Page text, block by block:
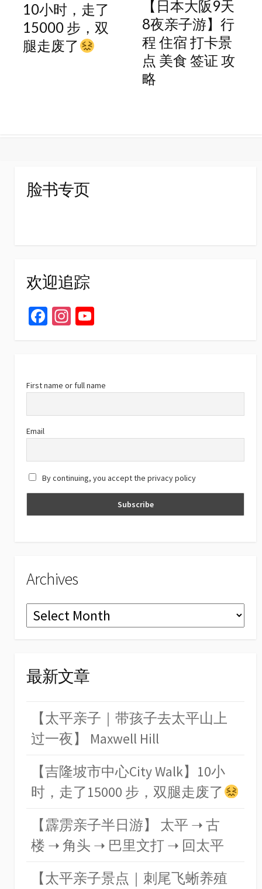
10小时，走了
15000 步，双
腿走废了
【日本大阪9天
8夜亲子游】行
程 住宿 打卡景
点 美食 签证 攻
略
脸书专页
欢迎追踪
Fa
o
k
In
m b
e
a
n
el
First name or full name
Email
By continuing, you accept the privacy policy
Archives
Archives
最新文章
【太平亲子｜带孩子去太平山上
过一夜】 Maxwell Hill
【吉隆坡市中心City Walk】10小
时，走了15000 步，双腿走废了
【霹雳亲子半日游】 太平 ➝ 古
楼 ➝ 角头 ➝ 巴里文打 ➝ 回太平
【太平亲子景点｜刺尾飞蜥养殖